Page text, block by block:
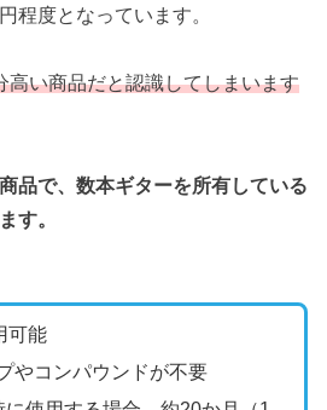
程度となっています。
高い商品だと認識してしまいます
品で、数本ギターを所有している
す。
可能
やコンパウンドが不要